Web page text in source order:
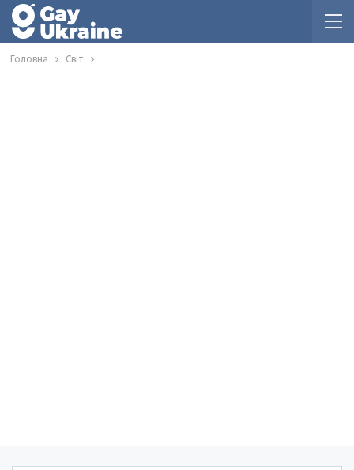
Головна Світ